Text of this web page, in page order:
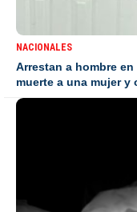
NACIONALES
Arrestan a hombre
muerte a una mujer y